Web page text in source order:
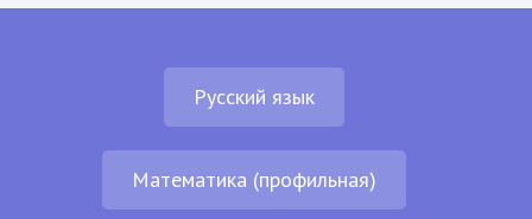
Русский язык
Математика (профильная)